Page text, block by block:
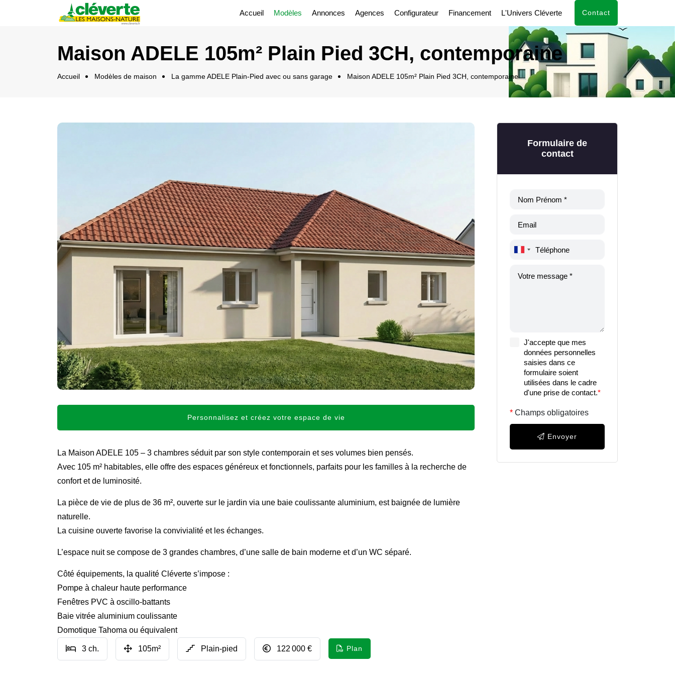
Accueil Modèles Annonces Agences Configurateur Financement L'Univers Cléverte Contact
Maison ADELE 105m² Plain Pied 3CH, contemporaine
Accueil Modèles de maison La gamme ADELE Plain-Pied avec ou sans garage Maison ADELE 105m² Plain Pied 3CH, contemporaine
Personnalisez et créez votre espace de vie
La Maison ADELE 105 – 3 chambres séduit par son style contemporain et ses volumes bien pensés.
Avec 105 m² habitables, elle offre des espaces généreux et fonctionnels, parfaits pour les familles à la recherche de
confort et de luminosité.
La pièce de vie de plus de 36 m², ouverte sur le jardin via une baie coulissante aluminium, est baignée de lumière
naturelle.
La cuisine ouverte favorise la convivialité et les échanges.
L’espace nuit se compose de 3 grandes chambres, d’une salle de bain moderne et d’un WC séparé.
Côté équipements, la qualité Cléverte s’impose :
Pompe à chaleur haute performance
Fenêtres PVC à oscillo-battants
Baie vitrée aluminium coulissante
Domotique Tahoma ou équivalent
3 ch. 105m² Plain-pied 122 000 € Plan
Formulaire de
contact
J'accepte que mes
données personnelles
saisies dans ce
formulaire soient
utilisées dans le cadre
d'une prise de contact.*
Champs obligatoires
Envoyer
Panneau de gestion des cookies